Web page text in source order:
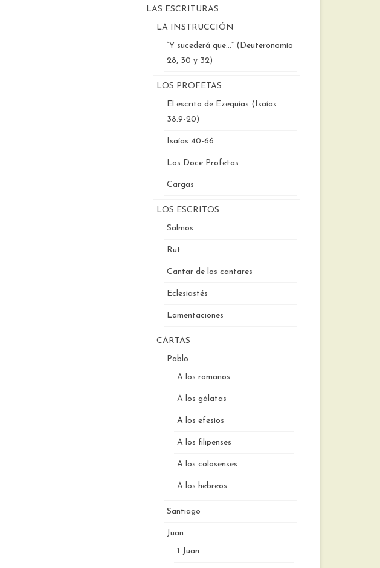
LAS ESCRITURAS
LA INSTRUCCIÓN
“Y sucederá que…” (Deuteronomio
28, 30 y 32)
LOS PROFETAS
El escrito de Ezequías (Isaías
38:9-20)
Isaías 40-66
Los Doce Profetas
Cargas
LOS ESCRITOS
Salmos
Rut
Cantar de los cantares
Eclesiastés
Lamentaciones
CARTAS
Pablo
A los romanos
A los gálatas
A los efesios
A los filipenses
A los colosenses
A los hebreos
Santiago
Juan
1 Juan